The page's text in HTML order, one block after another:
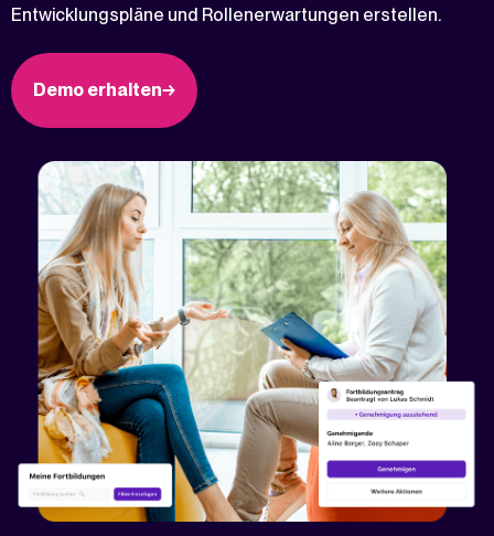
Entwicklungspläne und Rollenerwartungen erstellen.
Demo erhalten